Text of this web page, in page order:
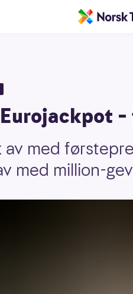
av med
med million-